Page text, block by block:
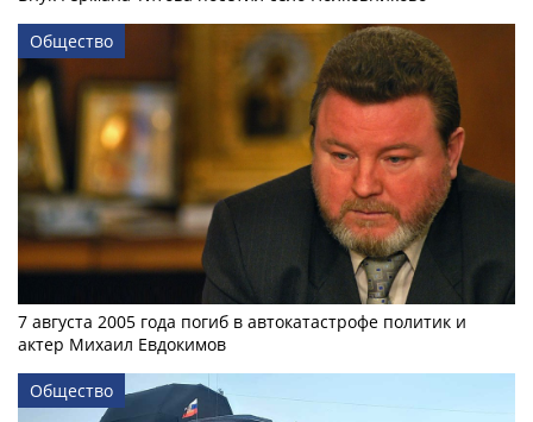
Общество
7 августа 2005 года погиб в автокатастрофе политик и
актер Михаил Евдокимов
Общество